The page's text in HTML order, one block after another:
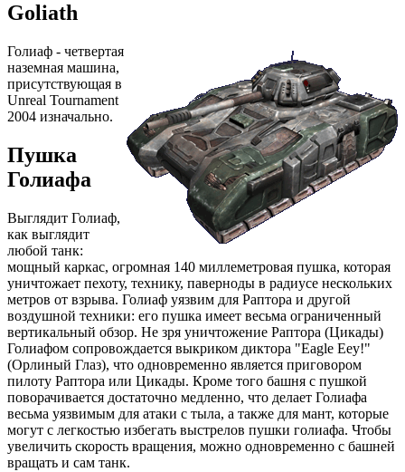
Goliath
Голиаф - четвертая
наземная машина,
присутствующая в
Unreal Tournament
2004 изначально.
Пушка
Голиафа
Выглядит Голиаф,
как выглядит
любой танк:
мощный каркас, огромная 140 миллеметровая пушка, которая
уничтожает пехоту, технику, паверноды в радиусе нескольких
метров от взрыва. Голиаф уязвим для Раптора и другой
воздушной техники: его пушка имеет весьма ограниченный
вертикальный обзор. Не зря уничтожение Раптора (Цикады)
Голиафом сопровождается выкриком диктора "Eagle Eey!"
(Орлиный Глаз), что одновременно является приговором
пилоту Раптора или Цикады. Кроме того башня с пушкой
поворачивается достаточно медленно, что делает Голиафа
весьма уязвимым для атаки с тыла, а также для мант, которые
могут с легкостью избегать выстрелов пушки голиафа. Чтобы
увеличить скорость вращения, можно одновременно с башней
вращать и сам танк.